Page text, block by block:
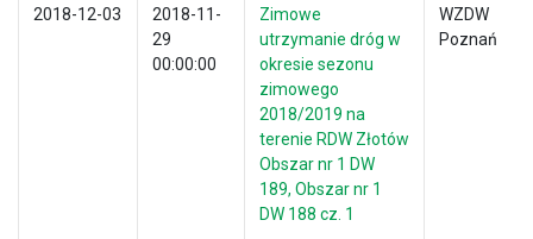
2018-12-03
2018-11-
29
00:00:00
Zimowe
utrzymanie dróg w
okresie sezonu
zimowego
2018/2019 na
terenie RDW Złotów
Obszar nr 1 DW
189, Obszar nr 1
DW 188 cz. 1
WZDW
Poznań